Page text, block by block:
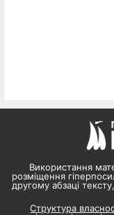
Використання
розміщення
другому абзаці
Структура